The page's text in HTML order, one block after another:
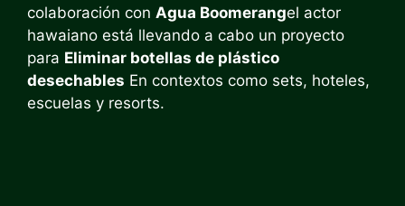
colaboración con Agua Boomerangel actor
hawaiano está llevando a cabo un proyecto
para Eliminar botellas de plástico
desechables En contextos como sets, hoteles,
escuelas y resorts.